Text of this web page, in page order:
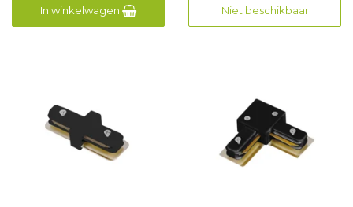
In winkelwagen Niet beschikbaar